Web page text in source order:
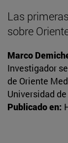
Las
sobre
Marco
Investigador
de Oriente
Universidad
Publicado en: